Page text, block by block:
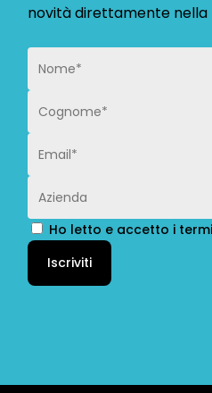
novità direttamente nella
Ho letto e accetto i